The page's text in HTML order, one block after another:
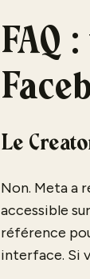
FAQ
Le
Non. Meta a
accessible
référence
interface. Si